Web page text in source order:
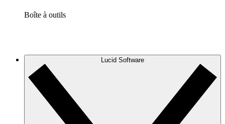
Boîte à outils
Lucid Software